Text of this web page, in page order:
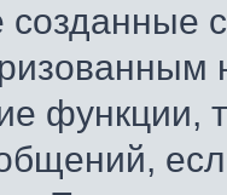
созданные
функции,